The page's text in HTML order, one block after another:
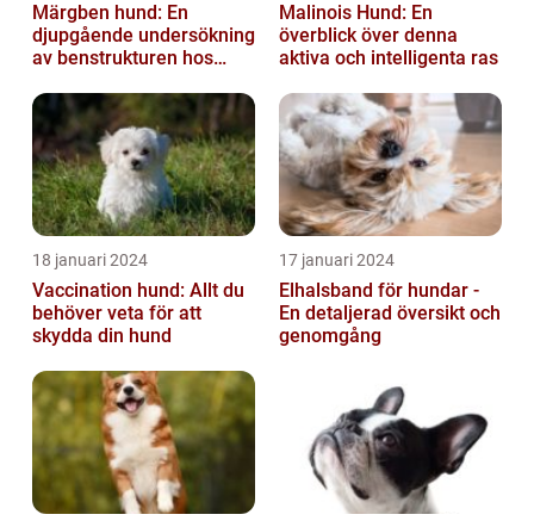
Märgben hund: En
djupgående undersökning
av benstrukturen hos
Malinois Hund: En
överblick över denna
aktiva och intelligenta ras
18 januari 2024
Vaccination hund: Allt du
behöver veta för att
skydda din hund
17 januari 2024
Elhalsband för hundar -
En detaljerad översikt och
genomgång